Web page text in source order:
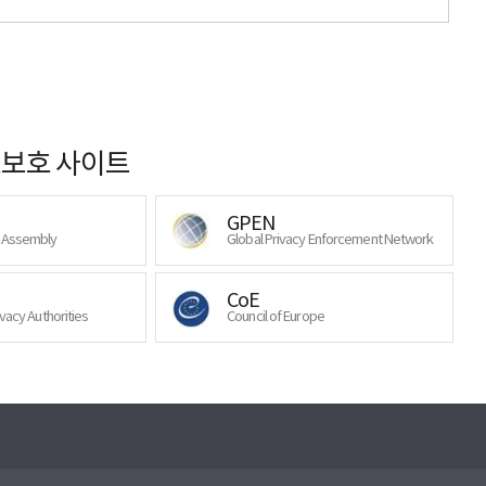
호 사이트
GPEN
Global Privacy Enforcement Network
Authorities
CoE
Council of Europe